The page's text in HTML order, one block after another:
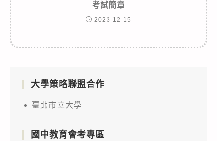
考試簡章
2023-12-15
大學策略聯盟合作
臺北市立大學
國中教育會考專區